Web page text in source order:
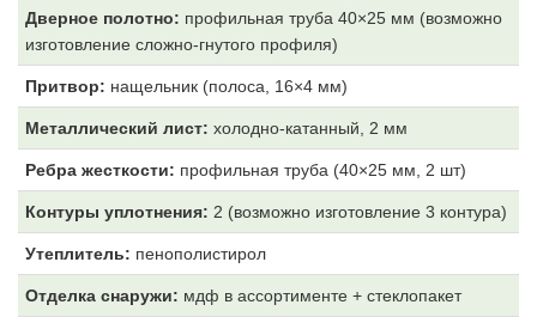
Дверное полотно: профильная труба 40×25 мм (возможно
изготовление сложно-гнутого профиля)
Притвор: нащельник (полоса, 16×4 мм)
Металлический лист: холодно-катанный, 2 мм
Ребра жесткости: профильная труба (40×25 мм, 2 шт)
Контуры уплотнения: 2 (возможно изготовление 3 контура)
Утеплитель: пенополистирол
Отделка снаружи: мдф в ассортименте + стеклопакет